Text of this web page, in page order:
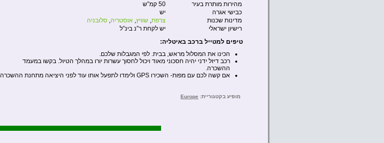
מהירות מותרת בעיר
50 קמ”ש
כבישי אגרה
יש
מדינות שכנות
צרפת, שוויץ, אוסטריה, סלובניה
רישיון ישראלי
יש לקחת ר”נ בינ”ל
טיפים למטייל ברכב באיטליה:
הכינו את המסלול מראש, בבית. לפי המגבלות שלכם.
רכב דיזל ידני יהיה חסכוני מאוד ויכול לחסוך עשרות יורו במהלך הטיול. בקשו במעמד
ההשכרה.
אם קשה לכם עם מפות- השכירו GPS ולימדו לתפעל אותו עוד לפני היציאה מתחנת ההשכרה.
מופיע בקטגוריית: Europe